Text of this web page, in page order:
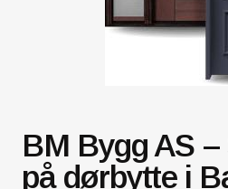
BM Bygg AS
på dørbytte i